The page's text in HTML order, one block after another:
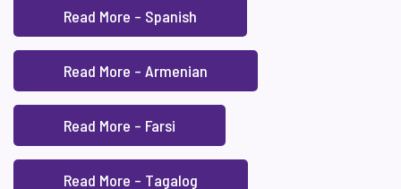
Read More – Spanish
Read More – Armenian
Read More – Farsi
Read More – Tagalog